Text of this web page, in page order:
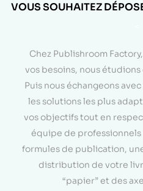
VOUS SOUHAITEZ
Chez Publishroom
vos besoins, nous
Puis nous échangeons
les solutions les plus
vos objectifs tout en
équipe de
formules de publication,
distribution de votre
“papier” et des